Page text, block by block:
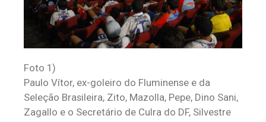
Foto 1)
Paulo Vítor, ex-goleiro do Fluminense e da
Seleção Brasileira, Zito, Mazolla, Pepe, Dino Sani,
Zagallo e o Secretário de Culra do DF, Silvestre